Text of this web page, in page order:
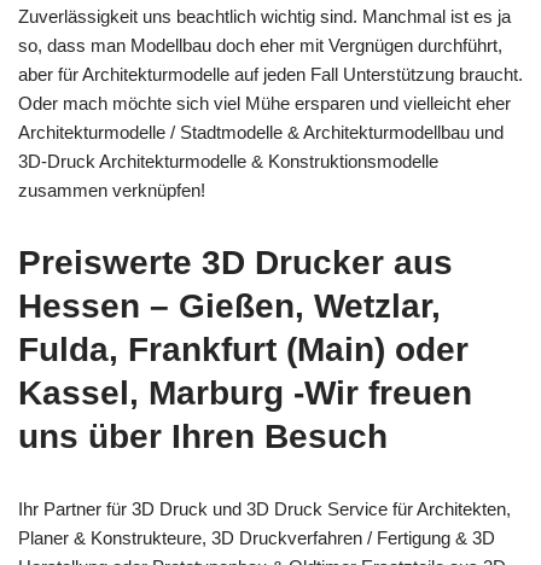
Zuverlässigkeit uns beachtlich wichtig sind. Manchmal ist es ja
so, dass man Modellbau doch eher mit Vergnügen durchführt,
aber für Architekturmodelle auf jeden Fall Unterstützung braucht.
Oder mach möchte sich viel Mühe ersparen und vielleicht eher
Architekturmodelle / Stadtmodelle & Architekturmodellbau und
3D-Druck Architekturmodelle & Konstruktionsmodelle
zusammen verknüpfen!
Preiswerte 3D Drucker aus
Hessen – Gießen, Wetzlar,
Fulda, Frankfurt (Main) oder
Kassel, Marburg -Wir freuen
uns über Ihren Besuch
Ihr Partner für 3D Druck und 3D Druck Service für Architekten,
Planer & Konstrukteure, 3D Druckverfahren / Fertigung & 3D